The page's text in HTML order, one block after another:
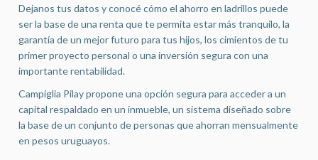
Dejanos tus datos y conocé cómo el ahorro en ladrillos puede
ser la base de una renta que te permita estar más tranquilo, la
garantía de un mejor futuro para tus hijos, los cimientos de tu
primer proyecto personal o una inversión segura con una
importante rentabilidad.
Campiglia Pilay propone una opción segura para acceder a un
capital respaldado en un inmueble, un sistema diseñado sobre
la base de un conjunto de personas que ahorran mensualmente
en pesos uruguayos.